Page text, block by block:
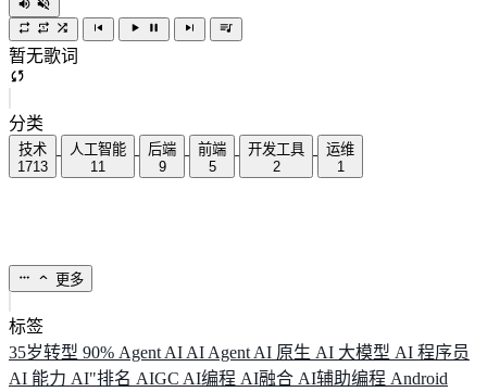
暂无歌词
分类
技术
1713
人工智能
11
后端
9
前端
5
开发工具
2
运维
1
更多
标签
35岁转型 90% Agent AI AI Agent AI 原生 AI 大模型 AI 程序员
AI 能力 AI"排名 AIGC AI编程 AI融合 AI辅助编程 Android